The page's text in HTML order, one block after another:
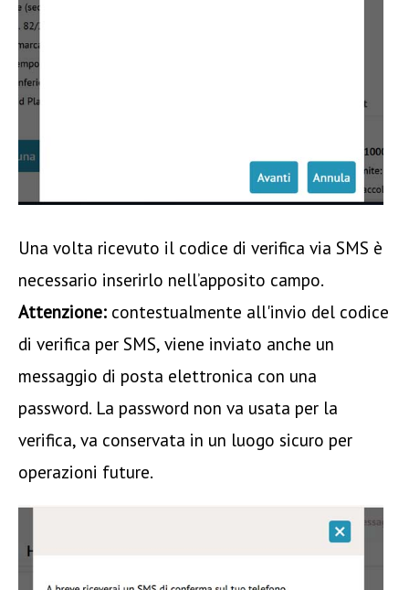
Una volta ricevuto il codice di verifica via SMS è
necessario inserirlo nell’apposito campo.
Attenzione: contestualmente all'invio del codice
di verifica per SMS, viene inviato anche un
messaggio di posta elettronica con una
password. La password non va usata per la
verifica, va conservata in un luogo sicuro per
operazioni future.